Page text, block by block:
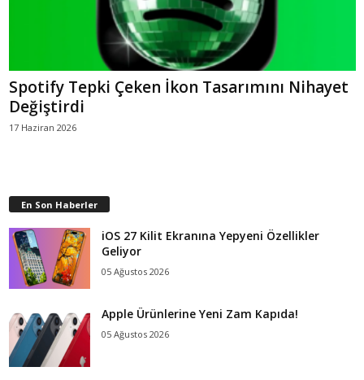
Spotify Tepki Çeken İkon Tasarımını Nihayet
Değiştirdi
17 Haziran 2026
En Son Haberler
iOS 27 Kilit Ekranına Yepyeni Özellikler
Geliyor
05 Ağustos 2026
Apple Ürünlerine Yeni Zam Kapıda!
05 Ağustos 2026